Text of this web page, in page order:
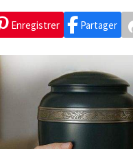
Enregistrer Partager